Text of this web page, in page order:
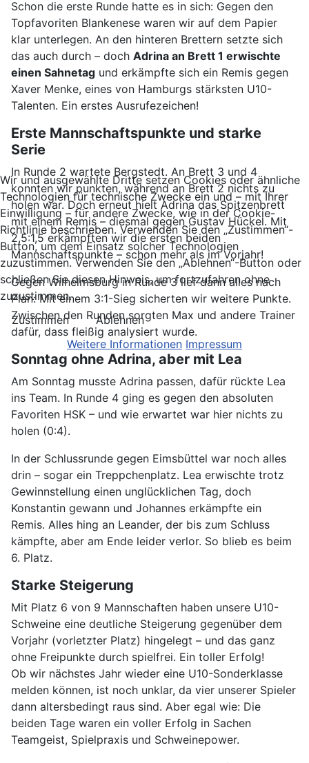
Schon die erste Runde hatte es in sich: Gegen den
Topfavoriten Blankenese waren wir auf dem Papier
klar unterlegen. An den hinteren Brettern setzte sich
das auch durch – doch Adrina an Brett 1 erwischte
einen Sahnetag und erkämpfte sich ein Remis gegen
Xaver Menke, eines von Hamburgs stärksten U10-
Talenten. Ein erstes Ausrufezeichen!
Erste Mannschaftspunkte und starke
Serie
In Runde 2 wartete Bergstedt. An Brett 3 und 4
konnten wir punkten, während an Brett 2 nichts zu
holen war. Doch erneut hielt Adrina das Spitzenbrett
mit einem Remis – diesmal gegen Gustav Hückel. Mit
2,5:1,5 erkämpften wir die ersten beiden
Mannschaftspunkte – schon mehr als im Vorjahr!
Gegen Wilhelmsburg in Runde 3 lief dann alles nach
Plan: Mit einem 3:1-Sieg sicherten wir weitere Punkte.
Zwischen den Runden sorgten Max und andere Trainer
dafür, dass fleißig analysiert wurde.
Sonntag ohne Adrina, aber mit Lea
Am Sonntag musste Adrina passen, dafür rückte Lea
ins Team. In Runde 4 ging es gegen den absoluten
Favoriten HSK – und wie erwartet war hier nichts zu
holen (0:4).
In der Schlussrunde gegen Eimsbüttel war noch alles
drin – sogar ein Treppchenplatz. Lea erwischte trotz
Gewinnstellung einen unglücklichen Tag, doch
Konstantin gewann und Johannes erkämpfte ein
Remis. Alles hing an Leander, der bis zum Schluss
kämpfte, aber am Ende leider verlor. So blieb es beim
6. Platz.
Starke Steigerung
Mit Platz 6 von 9 Mannschaften haben unsere U10-
Schweine eine deutliche Steigerung gegenüber dem
Vorjahr (vorletzter Platz) hingelegt – und das ganz
ohne Freipunkte durch spielfrei. Ein toller Erfolg!
Ob wir nächstes Jahr wieder eine U10-Sonderklasse
melden können, ist noch unklar, da vier unserer Spieler
dann altersbedingt raus sind. Aber egal wie: Die
beiden Tage waren ein voller Erfolg in Sachen
Teamgeist, Spielpraxis und Schweinepower.
Wir und ausgewählte Dritte setzen Cookies oder ähnliche
Technologien für technische Zwecke ein und – mit Ihrer
Einwilligung – für andere Zwecke, wie in der Cookie-
Richtlinie beschrieben. Verwenden Sie den „Zustimmen“-
Button, um dem Einsatz solcher Technologien
zuzustimmen. Verwenden Sie den „Ablehnen“-Button oder
schließen Sie diesen Hinweis, um fortzufahren ohne
zuzustimmen.
Zustimmen
Ablehnen
Weitere Informationen Impressum